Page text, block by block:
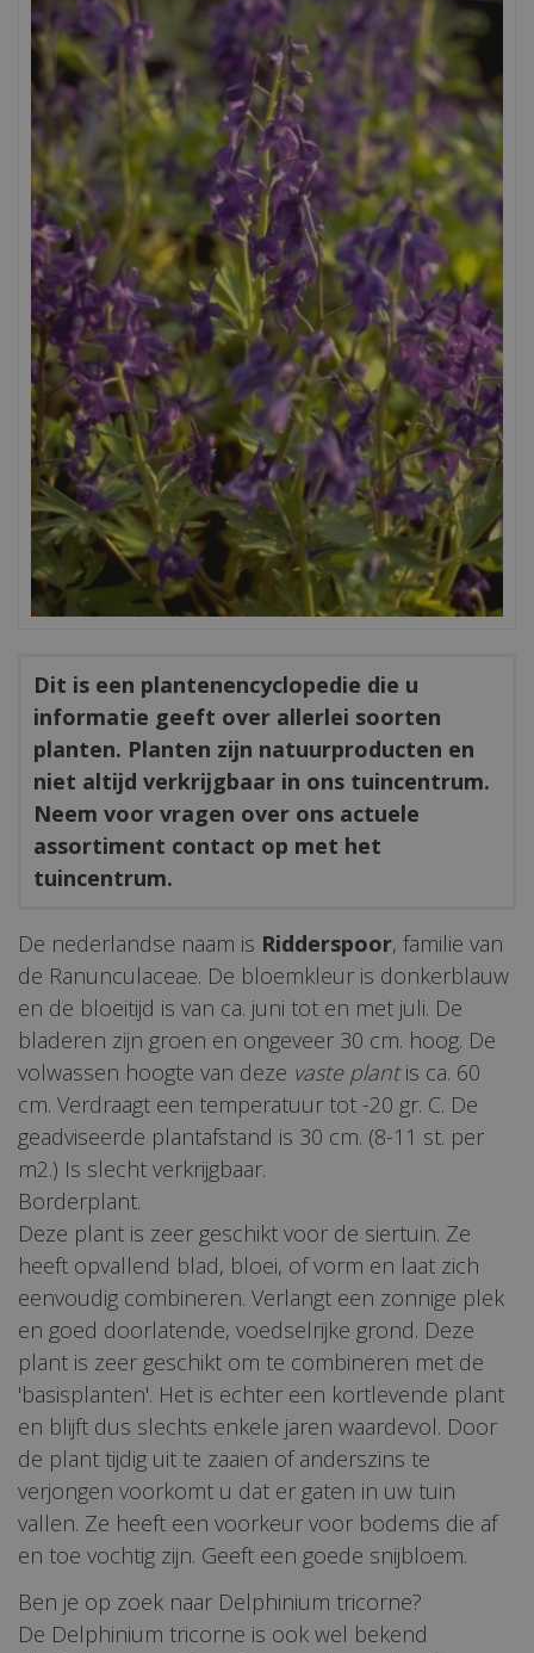
Dit is een plantenencyclopedie die u
informatie geeft over allerlei soorten
planten. Planten zijn natuurproducten en
niet altijd verkrijgbaar in ons tuincentrum.
Neem voor vragen over ons actuele
assortiment contact op met het
tuincentrum.
De nederlandse naam is Ridderspoor, familie van
de Ranunculaceae. De bloemkleur is donkerblauw
en de bloeitijd is van ca. juni tot en met juli. De
bladeren zijn groen en ongeveer 30 cm. hoog. De
volwassen hoogte van deze vaste plantis ca. 60
cm. Verdraagt een temperatuur tot -20 gr. C. De
geadviseerde plantafstand is 30 cm. (8-11 st. per
m2.) Is slecht verkrijgbaar.
Borderplant.
Deze plant is zeer geschikt voor de siertuin. Ze
heeft opvallend blad, bloei, of vorm en laat zich
eenvoudig combineren. Verlangt een zonnige plek
en goed doorlatende, voedselrijke grond. Deze
plant is zeer geschikt om te combineren met de
'basisplanten'. Het is echter een kortlevende plant
en blijft dus slechts enkele jaren waardevol. Door
de plant tijdig uit te zaaien of anderszins te
verjongen voorkomt u dat er gaten in uw tuin
vallen. Ze heeft een voorkeur voor bodems die af
en toe vochtig zijn. Geeft een goede snijbloem.
Ben je op zoek naar Delphinium tricorne?
De Delphinium tricorne is ook wel bekend